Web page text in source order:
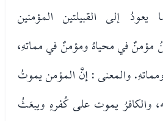
يعودُ إلى القبيلتين المؤمنين
مؤمنٌ في محياهُ ومؤمنٌ في مماتهِ،
والمعنى : إنَّ المؤمن يموتُ
والكافرُ يموت على كُفرهِ ويبعَثُ